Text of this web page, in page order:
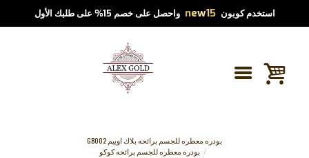
استخدم كوبون new15 واحصل على خصم 15% على طلبك الأول
بودره معطره للجسم برائحه بلاك اوبيم GB002
بودره معطره للجسم برائحه كوكو